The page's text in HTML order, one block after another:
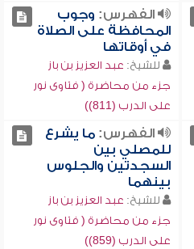
الفهرس: وجوب
المحافظة على الصلاة
في أوقاتها
للشيخ: عبد العزيز بن باز
جزء من محاضرة ( فتاوى نور
على الدرب (811))
الفهرس:ما يشرع
للمصلي بين
السجدتين والجلوس
بينهما
للشيخ: عبد العزيز بن باز
جزء من محاضرة ( فتاوى نور
على الدرب (859))